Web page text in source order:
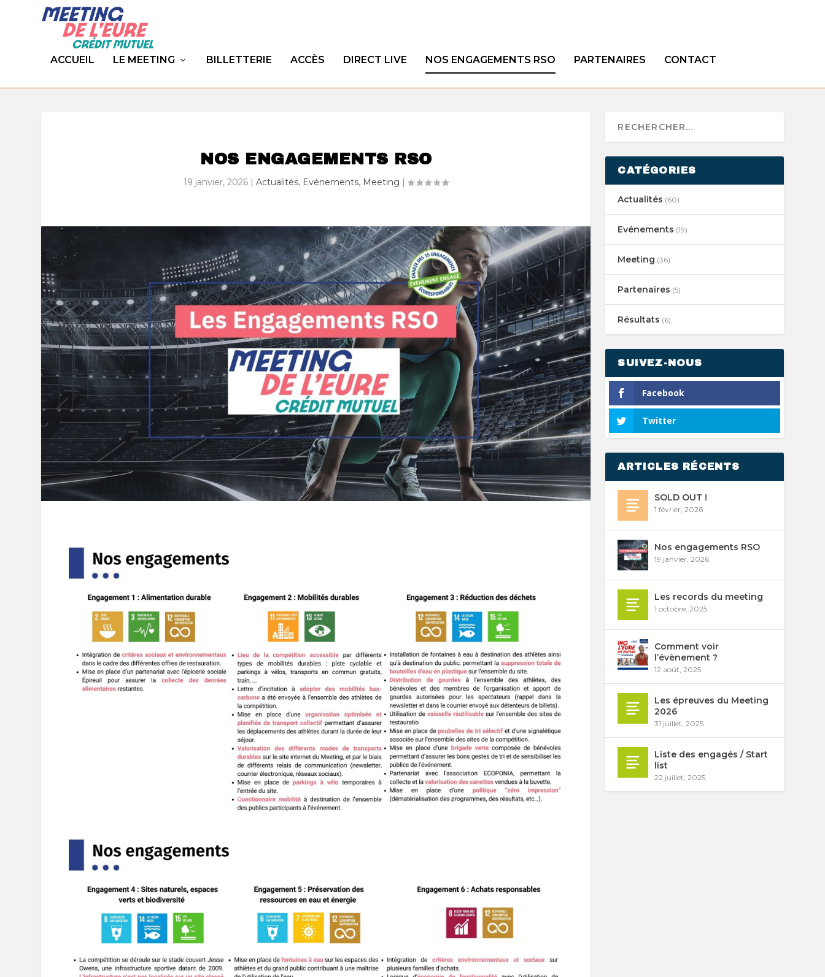
ACCUEIL LE MEETING BILLETTERIE ACCÈS DIRECT LIVE NOS ENGAGEMENTS RSO PARTENAIRES CONTACT
NOS ENGAGEMENTS RSO
19 janvier, 2026 |Actualités, Evénements, Meeting |
CATÉGORIES
Actualités (60)
Evénements (19)
Meeting (36)
Partenaires (5)
Résultats (6)
SUIVEZ-NOUS
Facebook
Twitter
ARTICLES RÉCENTS
SOLD OUT !
1 février, 2026
Nos engagements RSO
19 janvier, 2026
Les records du meeting
1 octobre, 2025
Comment voir
l’évènement ?
12 août, 2025
Les épreuves du Meeting
2026
31 juillet, 2025
Liste des engagés / Start
list
22 juillet, 2025